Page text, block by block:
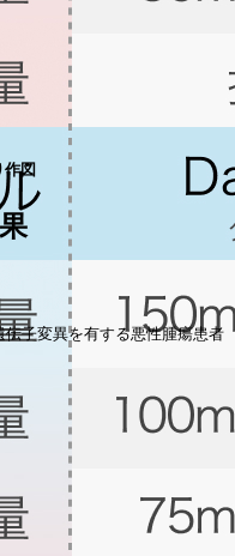
作図
伝子変異を有する悪性腫瘍患
図